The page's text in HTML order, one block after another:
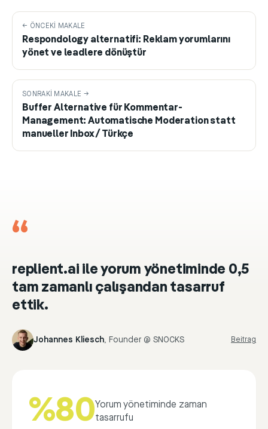
← ÖNCEKI MAKALE
Respondology alternatifi: Reklam yorumlarını
yönet ve leadlere dönüştür
SONRAKI MAKALE →
Buffer Alternative für Kommentar-
Management: Automatische Moderation statt
manueller Inbox / Türkçe
“
replient.ai ile yorum yönetiminde 0,5
tam zamanlı çalışandan tasarruf
ettik.
Johannes Kliesch, Founder @ SNOCKS Beitrag
%80Yorum yönetiminde zaman
tasarrufu